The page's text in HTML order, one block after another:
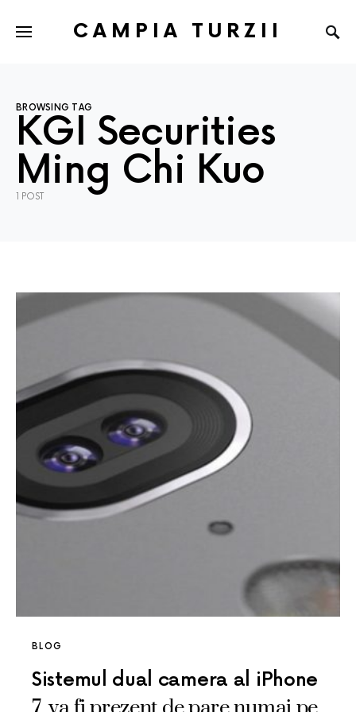
CAMPIA TURZII
BROWSING TAG
KGI Securities
Ming Chi Kuo
1 POST
BLOG
Sistemul dual camera al iPhone